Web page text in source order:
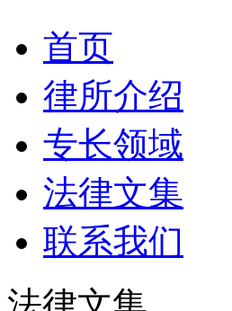
首页
律所介绍
专长领域
法律文集
联系我们